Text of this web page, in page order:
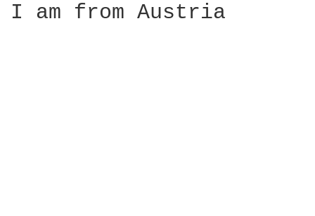
I am from Austria